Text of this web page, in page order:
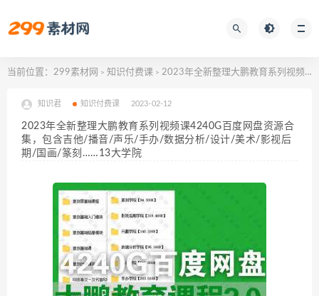
当前位置： 299素材网 > 知识付费课 > 2023年全新整理大鹏教育系列视频课4240G百度网盘资源合集，包含吉他/播音/声乐/手办/数据分析/设计/美术/影视后期/国画/篆刻……13大学院
知识君 知识付费课 2023-02-12
2023年全新整理大鹏教育系列视频课4240G百度网盘资源合
集，包含吉他/播音/声乐/手办/数据分析/设计/美术/影视后
期/国画/篆刻……13大学院